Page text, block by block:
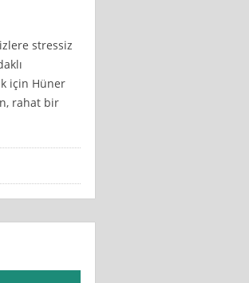
stressiz
için Hüner
rahat bir